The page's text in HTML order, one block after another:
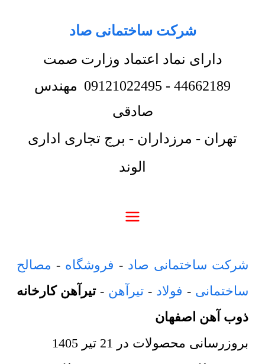
شرکت ساختمانی صاد
دارای نماد اعتماد وزارت صمت
44662189
-
09121022495 مهندس
صادقی
تهران - مرزداران - برج تجاری اداری
الوند
شرکت ساختمانی صاد - فروشگاه - مصالح
ساختمانی - فولاد - تیرآهن -تیرآهن کارخانه
ذوب آهن اصفهان
بروزرسانی محصولات در 21 تیر 1405